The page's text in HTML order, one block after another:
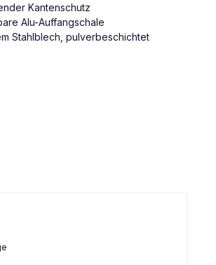
Kantenschutz
Alu-Auffangschale
Stahlblech, pulverbeschichtet